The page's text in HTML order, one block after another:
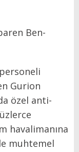
Ben-
Gurion
özel anti-
havalimanına
muhtemel